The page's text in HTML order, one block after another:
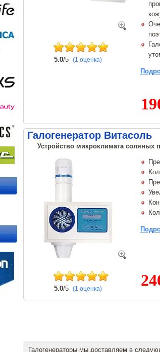
5.0/5 (1 оценка)
Галогенератор Витасоль
Устройство микроклимата соляных
5.0/5 (1 оценка)
Галогенераторы мы доставляем в